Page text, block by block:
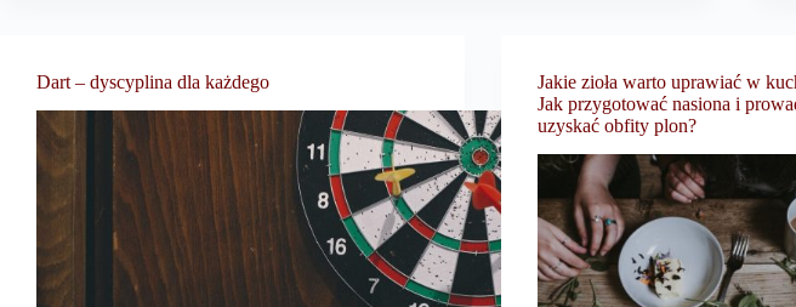
Dart – dyscyplina dla każdego
Jakie zioła warto uprawiać w
Jak przygotować nasiona i
uzyskać obfity plon?